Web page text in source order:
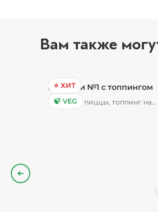
Вам также
⭐ ХИТ
🍃 VEG
Пончики №1 с топпингом
Тесто для пиццы, топпинг на
Назад